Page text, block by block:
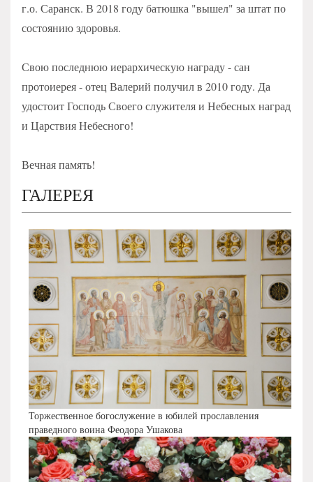
г.о. Саранск. В 2018 году батюшка "вышел" за штат по
состоянию здоровья.
Свою последнюю иерархическую награду - сан
протоиерея - отец Валерий получил в 2010 году. Да
удостоит Господь Своего служителя и Небесных наград
и Царствия Небесного!
Вечная память!
ГАЛЕРЕЯ
Торжественное богослужение в юбилей прославления
праведного воина Феодора Ушакова